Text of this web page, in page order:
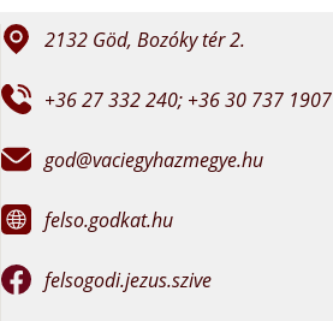
2132 Göd, Bozóky tér 2.
+36 27 332 240; +36 30 737 1907
god@vaciegyhazmegye.hu
felso.godkat.hu
felsogodi.jezus.szive